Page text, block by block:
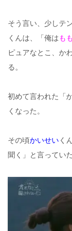
そう言い、少しテ
くんは、「俺はもも
ピュアなとこ、か
る。
初めて言われた「
くなった。
その頃かいせい く
聞く」と言っていた